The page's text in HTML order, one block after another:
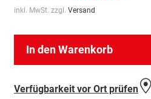
inkl. MwSt. zzgl. Versand
In den Warenkorb
Verfügbarkeit vor Ort prüfen